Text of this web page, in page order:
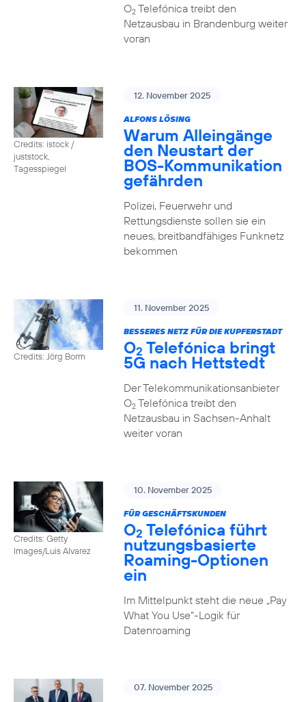
O2Telefónica treibt den
Netzausbau in Brandenburg weiter
voran
Credits: istock /
juststock,
Tagesspiegel
12. November 2025
ALFONS LÖSING
Warum Alleingänge
den Neustart der
BOS-Kommunikation
gefährden
Polizei, Feuerwehr und
Rettungsdienste sollen sie ein
neues, breitbandfähiges Funknetz
bekommen
Credits: Jörg Borm
11. November 2025
BESSERES NETZ FÜR DIE KUPFERSTADT
O2 Telefónica bringt
5G nach Hettstedt
Der Telekommunikationsanbieter
O2Telefónica treibt den
Netzausbau in Sachsen-Anhalt
weiter voran
Credits: Getty
Images/Luis Alvarez
10. November 2025
FÜR GESCHÄFTSKUNDEN
O2 Telefónica führt
nutzungs­basierte
Roaming-Optionen
ein
Im Mittelpunkt steht die neue „Pay
What You Use“-Logik für
Datenroaming
07. November 2025